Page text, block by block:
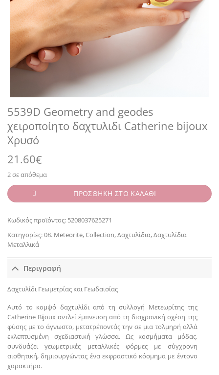
5539D Geometry and geodes
χειροποίητο δαχτυλιδι Catherine bijoux
Χρυσό
21.60€
2 σε απόθεμα
ΠΡΟΣΘΗΚΗ ΣΤΟ ΚΑΛΑΘΙ
Κωδικός προϊόντος: 5208037625271
Κατηγορίες:08. Meteorite,Collection,Δαχτυλίδια,Δαχτυλίδια
Μεταλλικά
Περιγραφή
Δαχτυλίδι Γεωμετρίας και Γεωδαισίας
Αυτό το κομψό δαχτυλίδι από τη συλλογή Μετεωρίτης της
Catherine Bijoux αντλεί έμπνευση από τη διαχρονική σχέση της
φύσης με το άγνωστο, μετατρέποντάς την σε μια τολμηρή αλλά
εκλεπτυσμένη σχεδιαστική γλώσσα. Ως κοσμήματα μόδας,
συνδυάζει γεωμετρικές μεταλλικές φόρμες με σύγχρονη
αισθητική, δημιουργώντας ένα εκφραστικό κόσμημα με έντονο
χαρακτήρα.